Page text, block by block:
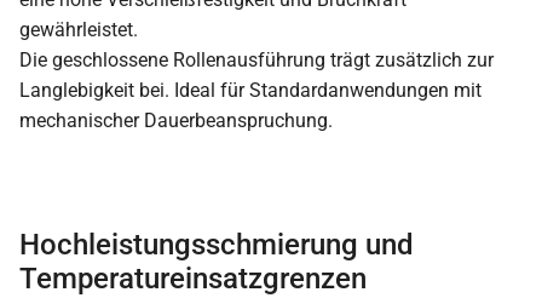
gewährleistet.
Die geschlossene Rollenausführung trägt zusätzlich zur
Langlebigkeit bei. Ideal für Standardanwendungen mit
mechanischer Dauerbeanspruchung.
Hochleistungsschmierung und
Temperatureinsatzgrenzen